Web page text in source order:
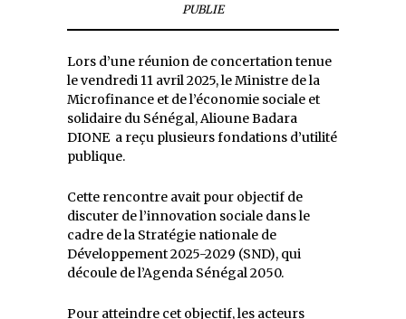
PUBLIE
Lors d’une réunion de concertation tenue
le vendredi 11 avril 2025, le Ministre de la
Microfinance et de l’économie sociale et
solidaire du Sénégal, Alioune Badara
DIONE a reçu plusieurs fondations d’utilité
publique.
Cette rencontre avait pour objectif de
discuter de l’innovation sociale dans le
cadre de la Stratégie nationale de
Développement 2025-2029 (SND), qui
découle de l’Agenda Sénégal 2050.
Pour atteindre cet objectif, les acteurs